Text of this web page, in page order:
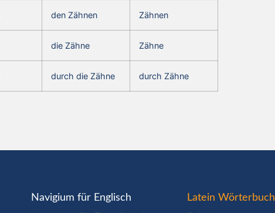
den Zähnen Zähnen
die Zähne Zähne
durch die Zähne durch Zähne
Navigium für Englisch
Latein Wörterbuch